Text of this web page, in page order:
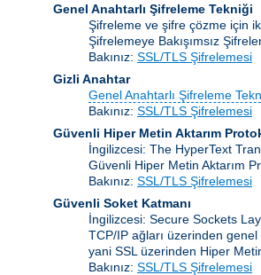
Genel Anahtarlı Şifreleme Tekniği
Şifreleme ve şifre çözme için
Şifrelemeye Bakışımsız
Bakınız: SSL/TLS Şifrelemesi
Gizli Anahtar
Genel Anahtarlı Şifreleme
Bakınız: SSL/TLS Şifrelemesi
Güvenli Hiper Metin Aktarım
İngilizcesi: The HyperText
Güvenli Hiper Metin Aktarım
Bakınız: SSL/TLS Şifrelemesi
Güvenli Soket Katmanı
İngilizcesi: Secure Sockets
TCP/IP ağları üzerinden
yani SSL üzerinden Hiper
Bakınız: SSL/TLS Şifrelemesi